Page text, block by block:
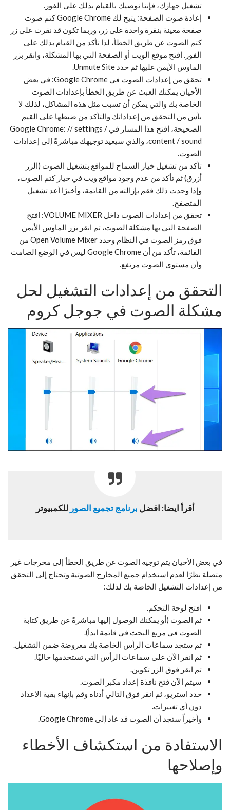
تشغيل جهازك، فإننا نوصيك بالقيام بذلك على الفور.
إعادة صوت الصفحة: يتيح لك Google Chrome كتم صوت
صفحة معينة بنقرة واحدة على زر، وربما تكون قد نقرت على زر
كتم الصوت عن طريق الخطأ، لذا تأكد من القيام بذلك على
الفور. افتح موقع الويب أو الصفحة التي بها المشكلة، وانقر بزر
الماوس الأيمن عليها ثم حدد Unmute Site.
تحقق من إعدادات الصوت في Google Chrome: في بعض
الأحيان يمكنك العبث عن طريق الخطأ بإعدادات الصوت
الخاصة بك والتي يمكن أن تسبب مثل هذه المشاكل، لذلك لا
بأس من التحقق من إعداداتك والتأكد من ضبطها على القيم
الصحيحة، افتح هذا المسار في Google Chrome: // settings /
content / sound، والذي سيعيد توجيهك مباشرةً إلى إعدادات
الصوت.
تأكد من تشغيل خيار السماح للمواقع بتشغيل الصوت (الزر
أزرق) ثم تأكد من عدم وجود مواقع ويب في خيار كتم الصوت،
وإذا وجدت ذلك فقم بإزالته من القائمة، وأخيرًا أعد تشغيل
المتصفح.
تحقق من إعدادات الصوت داخل VOLUME MIXER: افتح
الصفحة التي بها مشكلة الصوت، ثم انقر بزر الماوس الأيمن
فوق رمز الصوت في النظام وحدد Open Volume Mixer من
القائمة، تأكد من أن Google Chrome ليس في الوضع الصامت
وأن مستوى الصوت مرتفع.
التحقق من إعدادات التشغيل لحل
مشكلة الصوت في جوجل كروم
أقرأ ايضا: افضل برنامج تجميع الصور للكمبيوتر
في بعض الأحيان يتم توجيه الصوت عن طريق الخطأ إلى مخرجات غير
متصلة نظرًا لعدم استخدام جميع المخارج الصوتية وتحتاج إلى التحقق
من إعدادات التشغيل الخاصة بك لذلك:
افتح لوحة التحكم.
ثم الصوت (أو يمكنك الوصول إليها مباشرةً عن طريق كتابة
الصوت في مربع البحث في قائمة ابدأ).
ثم ستجد سماعات الرأس الخاصة بك معروضة ضمن التشغيل.
ثم انقر الآن على سماعات الرأس التي تستخدمها حاليًا.
ثم انقر فوق الزر تكوين.
سيتم الآن فتح نافذة إعداد مكبر الصوت.
حدد استريو، ثم انقر فوق التالي أدناه وقم بإنهاء بقية الإعداد
دون أي تغييرات.
وأخيراً ستجد أن الصوت قد عاد إلى Google Chrome.
الاستفادة من استكشاف الأخطاء
وإصلاحها